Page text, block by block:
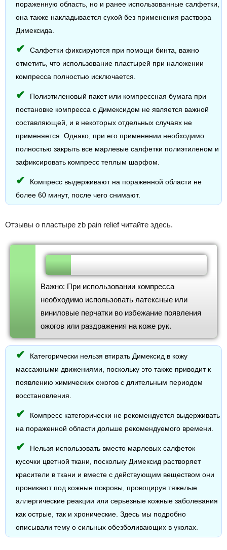
пораженную область, но и ранее использованные салфетки,
она также накладывается сухой без применения раствора
Димексида.
Салфетки фиксируются при помощи бинта, важно
отметить, что использование пластырей при наложении
компресса полностью исключается.
Полиэтиленовый пакет или компрессная бумага при
постановке компресса с Димексидом не является важной
составляющей, и в некоторых отдельных случаях не
применяется. Однако, при его применении необходимо
полностью закрыть все марлевые салфетки полиэтиленом и
зафиксировать компресс теплым шарфом.
Компресс выдерживают на пораженной области не
более 60 минут, после чего снимают.
Отзывы о пластыре zb pain relief читайте здесь.
Важно: При использовании компресса
необходимо использовать латексные или
виниловые перчатки во избежание появления
ожогов или раздражения на коже рук.
Категорически нельзя втирать Димексид в кожу
массажными движениями, поскольку это также приводит к
появлению химических ожогов с длительным периодом
восстановления.
Компресс категорически не рекомендуется выдерживать
на пораженной области дольше рекомендуемого времени.
Нельзя использовать вместо марлевых салфеток
кусочки цветной ткани, поскольку Димексид растворяет
красители в ткани и вместе с действующим веществом они
проникают под кожные покровы, провоцируя тяжелые
аллергические реакции или серьезные кожные заболевания
как острые, так и хронические. Здесь мы подробно
описывали тему о сильных обезболивающих в уколах.